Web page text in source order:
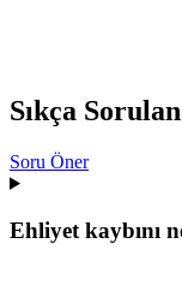
Sıkça
Soru Öner
Ehliyet kaybını